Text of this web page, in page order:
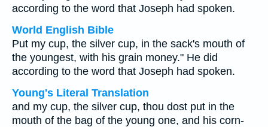
according to the word that Joseph had spoken.
World English Bible
Put my cup, the silver cup, in the sack's mouth of
the youngest, with his grain money." He did
according to the word that Joseph had spoken.
Young's Literal Translation
and my cup, the silver cup, thou dost put in the
mouth of the bag of the young one, and his corn-